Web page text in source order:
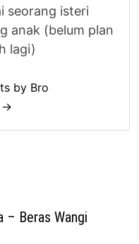
seorang isteri
anak (belum plan
lagi)
by Bro
→
– Beras Wangi